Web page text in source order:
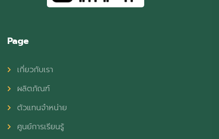
Page
เกี่ยวกับเรา
ผลิตภัณฑ์
ตัวแทนจำหน่าย
ศูนย์การเรียนรู้